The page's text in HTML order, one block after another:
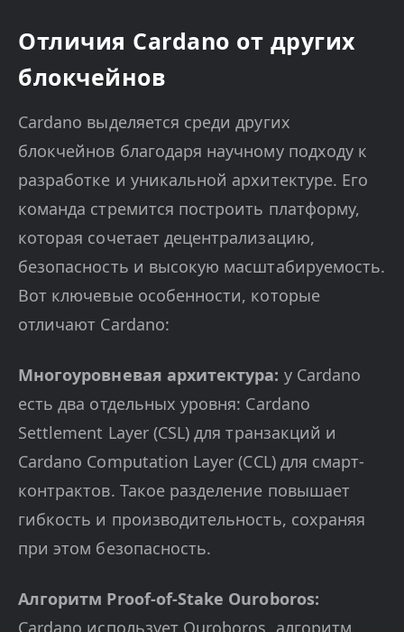
Отличия Cardano от других
блокчейнов
Cardano выделяется среди других
блокчейнов благодаря научному подходу к
разработке и уникальной архитектуре. Его
команда стремится построить платформу,
которая сочетает децентрализацию,
безопасность и высокую масштабируемость.
Вот ключевые особенности, которые
отличают Cardano:
Многоуровневая архитектура: у Cardano
есть два отдельных уровня: Cardano
Settlement Layer (CSL) для транзакций и
Cardano Computation Layer (CCL) для смарт-
контрактов. Такое разделение повышает
гибкость и производительность, сохраняя
при этом безопасность.
Алгоритм Proof-of-Stake Ouroboros:
Cardano использует Ouroboros, алгоритм